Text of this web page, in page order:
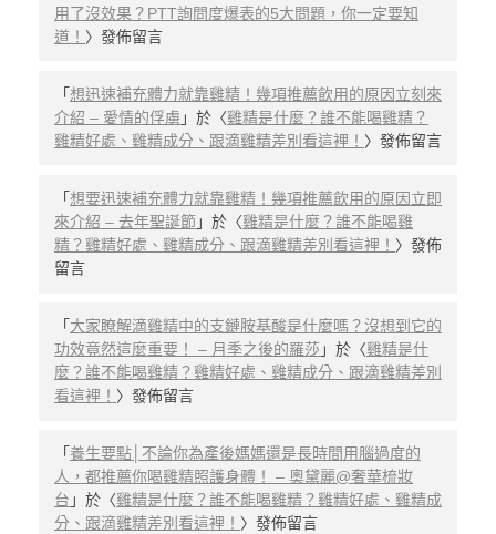
用了沒效果？PTT詢問度爆表的5大問題，你一定要知
道！ 〉發佈留言
「想迅速補充體力就靠雞精！幾項推薦飲用的原因立刻來
介紹 – 愛情的俘虜」於〈雞精是什麼？誰不能喝雞精？
雞精好處、雞精成分、跟滴雞精差別看這裡！ 〉發佈留言
「想要迅速補充體力就靠雞精！幾項推薦飲用的原因立即
來介紹 – 去年聖誕節」於〈雞精是什麼？誰不能喝雞
精？雞精好處、雞精成分、跟滴雞精差別看這裡！ 〉發佈
留言
「 大家瞭解滴雞精中的支鏈胺基酸是什麼嗎？沒想到它的
功效竟然這麼重要！ – 月季之後的羅莎 」於〈雞精是什
麼？誰不能喝雞精？雞精好處、雞精成分、跟滴雞精差別
看這裡！ 〉發佈留言
「養生要點│不論你為產後媽媽還是長時間用腦過度的
人，都推薦你喝雞精照護身體！ – 奧黛麗@奢華梳妝
台 」於〈雞精是什麼？誰不能喝雞精？雞精好處、雞精成
分、跟滴雞精差別看這裡！ 〉發佈留言